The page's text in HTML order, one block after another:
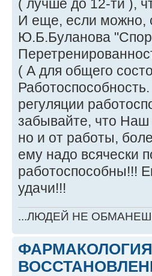
( лучше до 12-ти ),
И еще, если можно,
Ю.Б.Буланова
( А для общего
регуляции
забывайте, что Наш
но и от работы,
ему надо всячески
работоспособны!!!
удачи!!!
...ЛЮДЕЙ НЕ